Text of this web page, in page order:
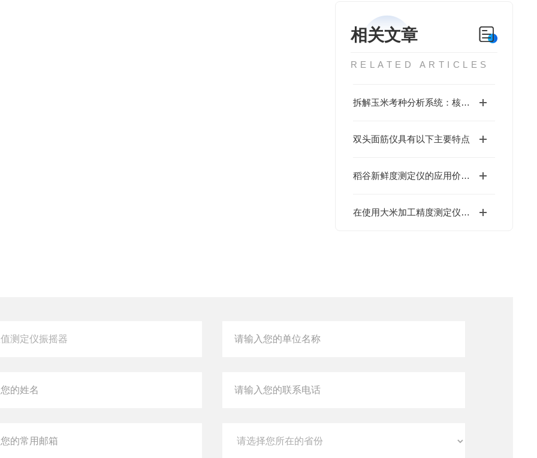
相关文章
RELATED ARTICLES
拆解玉米考种分析系统：核心组成部件，藏着精准育种的关键密码
双头面筋仪具有以下主要特点
稻谷新鲜度测定仪的应用价值及未来发展趋势
在使用大米加工精度测定仪前需要做哪些准备呢？